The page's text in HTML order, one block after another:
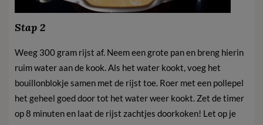
Stap 2
Weeg 300 gram rijst af. Neem een grote pan en breng hierin
ruim water aan de kook. Als het water kookt, voeg het
bouillonblokje samen met de rijst toe. Roer met een pollepel
het geheel goed door tot het water weer kookt. Zet de timer
op 8 minuten en laat de rijst zachtjes doorkoken! Let op je